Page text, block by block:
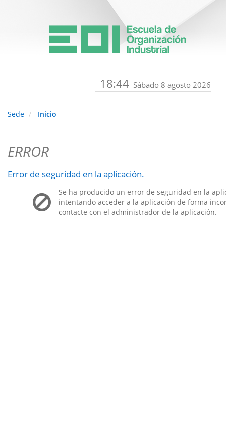
18:44 Sábado 8 agosto 2026
Sede Inicio
ERROR
Error de seguridad en la aplicación.
Se ha producido un error de seguridad en la
intentando acceder a la aplicación de forma
contacte con el administrador de la aplicación.